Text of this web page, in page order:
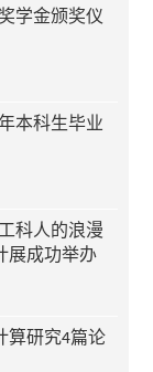
学金颁奖仪
本科生毕业
科人的浪漫
展成功举办
算研究4篇论